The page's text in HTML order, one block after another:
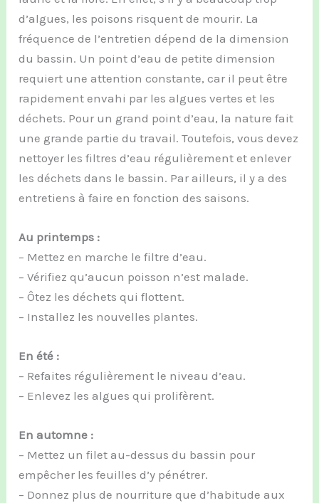
d’algues, les poisons risquent de mourir. La
fréquence de l’entretien dépend de la dimension
du bassin. Un point d’eau de petite dimension
requiert une attention constante, car il peut être
rapidement envahi par les algues vertes et les
déchets. Pour un grand point d’eau, la nature fait
une grande partie du travail. Toutefois, vous devez
nettoyer les filtres d’eau régulièrement et enlever
les déchets dans le bassin. Par ailleurs, il y a des
entretiens à faire en fonction des saisons.
Au printemps :
– Mettez en marche le filtre d’eau.
– Vérifiez qu’aucun poisson n’est malade.
– Ôtez les déchets qui flottent.
– Installez les nouvelles plantes.
En été :
– Refaites régulièrement le niveau d’eau.
– Enlevez les algues qui prolifèrent.
En automne :
– Mettez un filet au-dessus du bassin pour
empêcher les feuilles d’y pénétrer.
– Donnez plus de nourriture que d’habitude aux